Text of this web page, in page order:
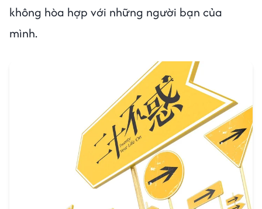
không hòa hợp với những người bạn của
mình.